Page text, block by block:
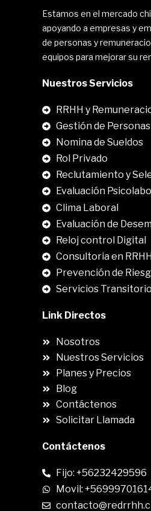
Estamos en el mercado
apoyando a empresas y
de personas y
equipos para mejorar su
Nuestros Servicios
RRHH y
Gestión de Personas
Nomina de Sueldos
Rol Privado
Reclutamiento y
Evaluación
Clima Laboral
Evaluación de
Reloj control Digital
Consultoria en RRHH
Prevención de
Servicios
Link Directos
Nosotros
Nuestros Servicios
Planes y Precios
Blog
Contáctenos
Solicitar Llamada
Contáctenos
Fijo: +56232429596
Movil:
contacto@redrrhh.cl